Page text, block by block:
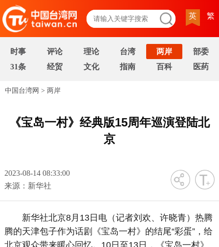
英 繁
时事 评论 理论 台湾 两岸
部委
31条
经贸 文化 指南 百科 医药
中国台湾网 > 两岸
《宝岛一村》经典版15周年巡演登陆北
京
2023-08-14 08:33:00
来源：新华社
字号
新华社北京8月13日电（记者刘欢、许晓青）热腾
腾的天津包子作为话剧《宝岛一村》的结尾“彩蛋”，给
北京观众带来暖心回忆。10日至13日，《宝岛一村》